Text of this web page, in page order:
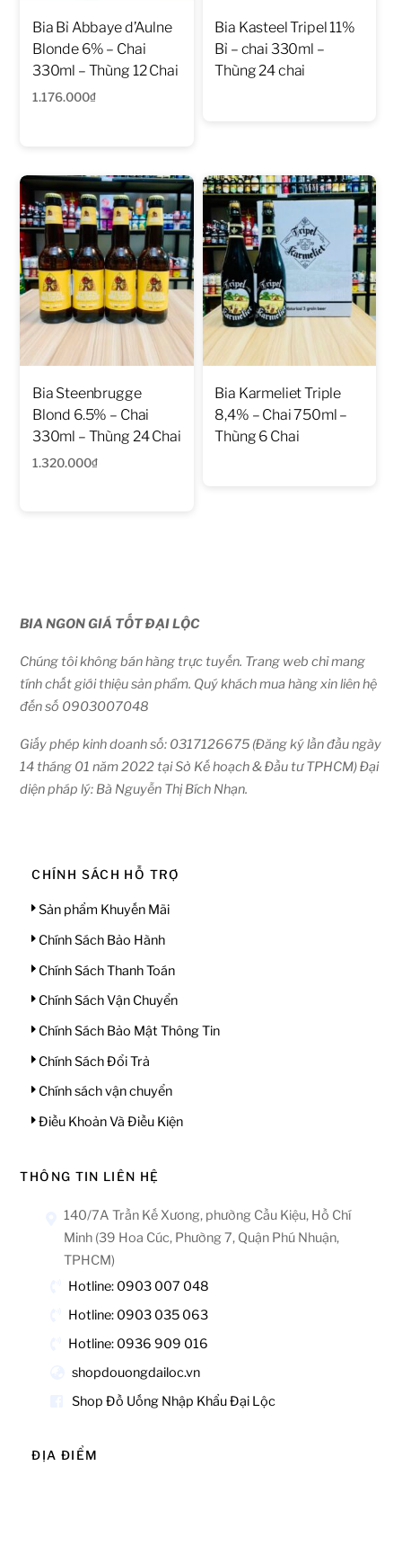
Bia Bỉ Abbaye d’Aulne
Blonde 6% – Chai
330ml – Thùng 12 Chai
1.176.000₫
Bia Kasteel Tripel 11%
Bỉ – chai 330ml –
Thùng 24 chai
Bia Steenbrugge
Blond 6.5% – Chai
330ml – Thùng 24 Chai
1.320.000₫
Bia Karmeliet Triple
8,4% – Chai 750ml –
Thùng 6 Chai
BIA NGON GIÁ TỐT ĐẠI LỘC
Chúng tôi không bán hàng trực tuyến. Trang web chỉ mang
tính chất giới thiệu sản phẩm. Quý khách mua hàng xin liên hệ
đến số 0903007048
Giấy phép kinh doanh số: 0317126675 (Đăng ký lần đầu ngày
14 tháng 01 năm 2022 tại Sở Kế hoạch & Đầu tư TPHCM) Đại
diện pháp lý: Bà Nguyễn Thị Bích Nhạn.
CHÍNH SÁCH HỖ TRỢ
Sản phẩm Khuyến Mãi
Chính Sách Bảo Hành
Chính Sách Thanh Toán
Chính Sách Vận Chuyển
Chính Sách Bảo Mật Thông Tin
Chính Sách Đổi Trả
Chính sách vận chuyển
Điều Khoản Và Điều Kiện
THÔNG TIN LIÊN HỆ
140/7A Trần Kế Xương, phường Cầu Kiệu, Hồ Chí
Minh (39 Hoa Cúc, Phường 7, Quận Phú Nhuận,
TPHCM)
Hotline: 0903 007 048
Hotline: 0903 035 063
Hotline: 0936 909 016
shopdouongdailoc.vn
Shop Đồ Uống Nhập Khẩu Đại Lộc
ĐỊA ĐIỂM